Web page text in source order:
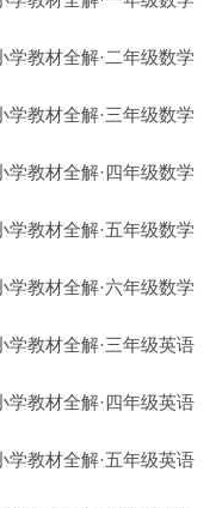
材全解·二年级数学
材全解·三年级数学
材全解·四年级数学
材全解·五年级数学
材全解·六年级数学
材全解·三年级英语
材全解·四年级英语
材全解·五年级英语